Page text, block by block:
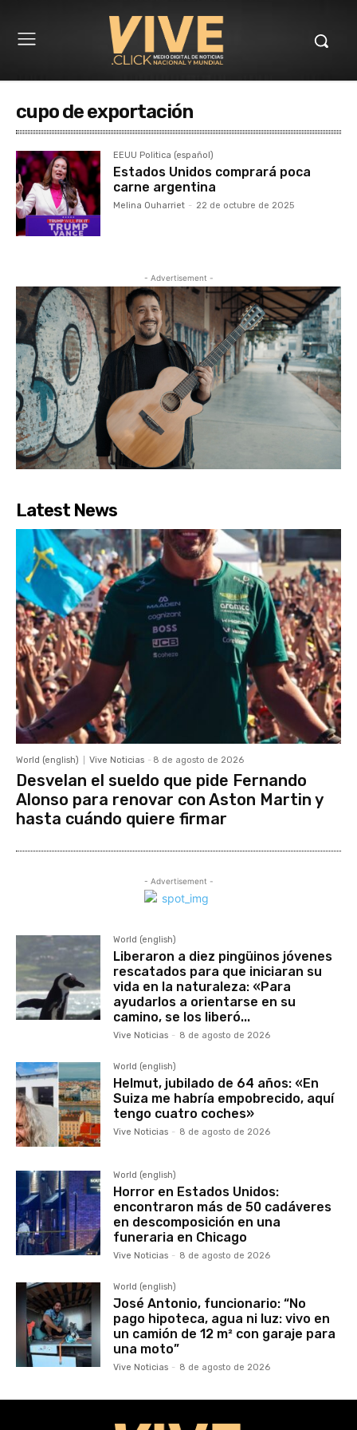
cupo de exportación
EEUU Politica (español)
Estados Unidos comprará poca
carne argentina
Melina Ouharriet - 22 de octubre de 2025
- Advertisement -
Latest News
World (english) Vive Noticias - 8 de agosto de 2026
Desvelan el sueldo que pide Fernando
Alonso para renovar con Aston Martin y
hasta cuándo quiere firmar
- Advertisement -
World (english)
Liberaron a diez pingüinos jóvenes
rescatados para que iniciaran su
vida en la naturaleza: «Para
ayudarlos a orientarse en su
camino, se los liberó...
Vive Noticias - 8 de agosto de 2026
World (english)
Helmut, jubilado de 64 años: «En
Suiza me habría empobrecido, aquí
tengo cuatro coches»
Vive Noticias - 8 de agosto de 2026
World (english)
Horror en Estados Unidos:
encontraron más de 50 cadáveres
en descomposición en una
funeraria en Chicago
Vive Noticias - 8 de agosto de 2026
World (english)
José Antonio, funcionario: “No
pago hipoteca, agua ni luz: vivo en
un camión de 12 m² con garaje para
una moto”
Vive Noticias - 8 de agosto de 2026